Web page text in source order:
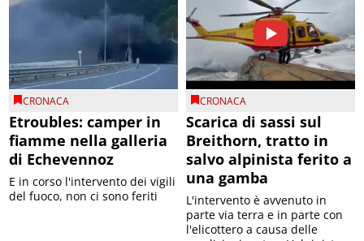
CRONACA
Etroubles: camper in
fiamme nella galleria
di Echevennoz
E in corso l'intervento dei vigili
del fuoco, non ci sono feriti
CRONACA
Scarica di sassi sul
Breithorn, tratto in
salvo alpinista ferito a
una gamba
L'intervento è avvenuto in
parte via terra e in parte con
l'elicottero a causa delle